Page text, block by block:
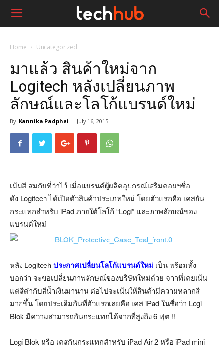
Home Uncategorized
มาแล้ว สินค้าใหม่จาก
Logitech หลังเปลี่ยนภาพ
ลักษณ์และโลโก้แบรนด์ใหม่
By Kannika Padphai - July 16, 2015
เน้นสี สมกับที่ว่าไว้ เมื่อแบรนด์ผู้ผลิตอุปกรณ์เสริมคอมฯชื่อ
ดัง Logitech ได้เปิดตัวสินค้าประเภทใหม่ โดยตัวแรกคือ เคสกัน
กระแทกสำหรับ iPad ภายใต้โลโก้ “Logi” และภาพลักษณ์ของ
แบรนด์ใหม่
หลัง Logitechประกาศเปลื่ยนโลโก้แบรนด์ใหม่ เป็น พร้อมทั้ง
บอกว่า จะขอเปลื่ยนภาพลักษณ์ของบริษัทใหม่ด้วย จากที่เคยเน้น
แต่สีดำกับสีน้ำเงินมานาน ต่อไปจะเน้นให้สินค้ามีความหลากสี
มากขึ้น โดยประเดิมกันที่ตัวแรกเลยคือ เคส iPad ในชื่อว่า Logi
Blok มีความสามารถกันกระแทกได้จากที่สูงถึง 6 ฟุต !!
Logi Blok หรือ เคสกันกระแทกสำหรับ iPad Air 2 หรือ iPad mini